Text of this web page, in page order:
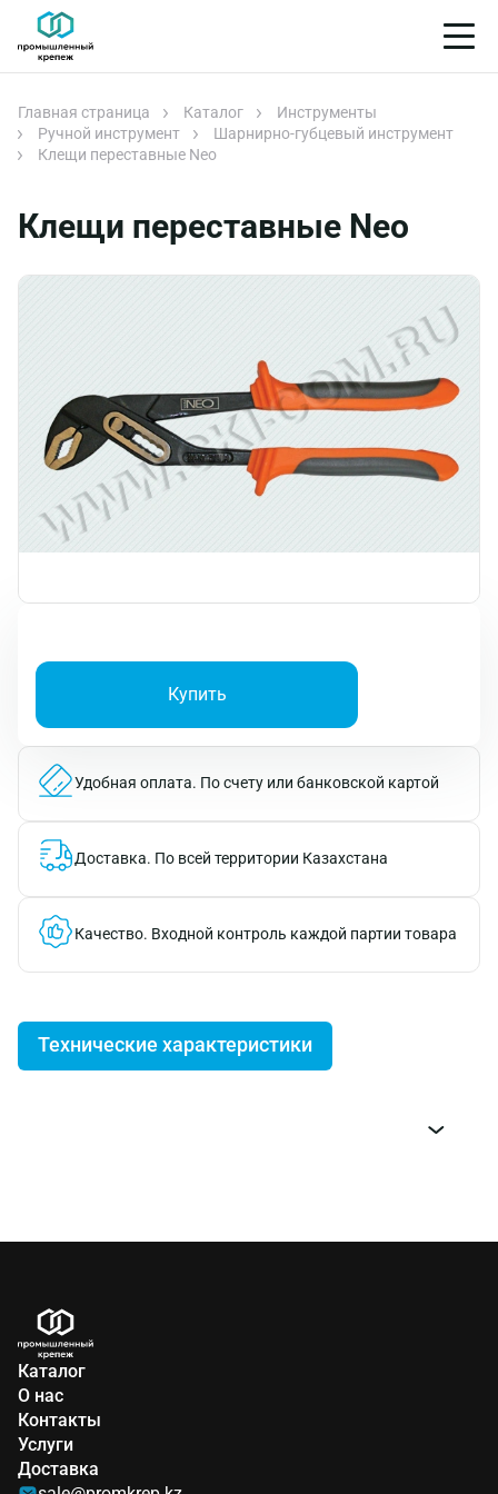
Главная страница Каталог
Инструменты
Ручной инструмент
Шарнирно-губцевый инструмент
Клещи переставные Neo
Клещи переставные Neo
Купить
Удобная оплата. По счету или банковской картой
Доставка. По всей территории Казахстана
Качество. Входной контроль каждой партии товара
Технические характеристики
27899 240мм
Каталог
О нас
Контакты
Услуги
Доставка